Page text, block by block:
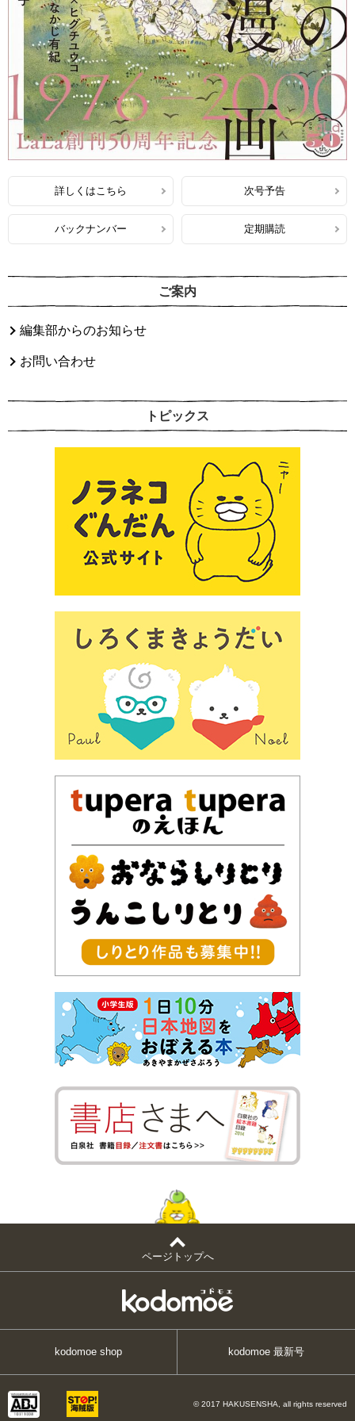
詳しくはこちら 次号予告
バックナンバー 定期購読
ご案内
編集部からのお知らせ
お問い合わせ
トピックス
ページトップへ
kodomoe shop kodomoe 最新号
© 2017 HAKUSENSHA, all rights reserved